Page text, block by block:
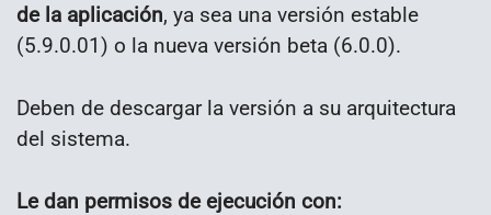
de la aplicación, ya sea una versión estable
(5.9.0.01) o la nueva versión beta (6.0.0).
Deben de descargar la versión a su arquitectura
del sistema.
Le dan permisos de ejecución con: